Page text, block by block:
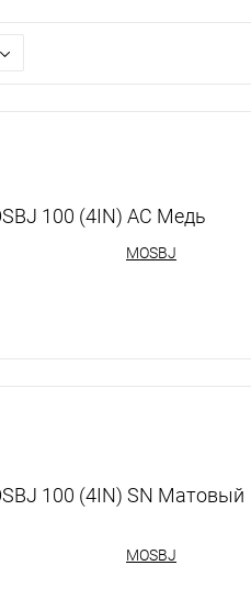
100 (4IN) AC Медь
MOSBJ
100 (4IN) SN Матовый
MOSBJ